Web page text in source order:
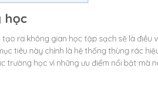
học
ra không gian học tập sạch sẽ là điều
tiêu này chính là hệ thống thùng rác
học vì những ưu điểm nổi bật mà